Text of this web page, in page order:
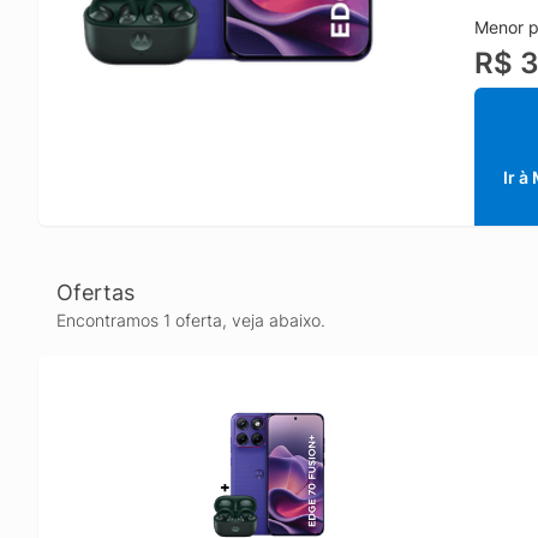
para
A tela
Com
áudio
Menor
R$
Ir à
Ofertas
Encontramos 1 oferta, veja abaixo.